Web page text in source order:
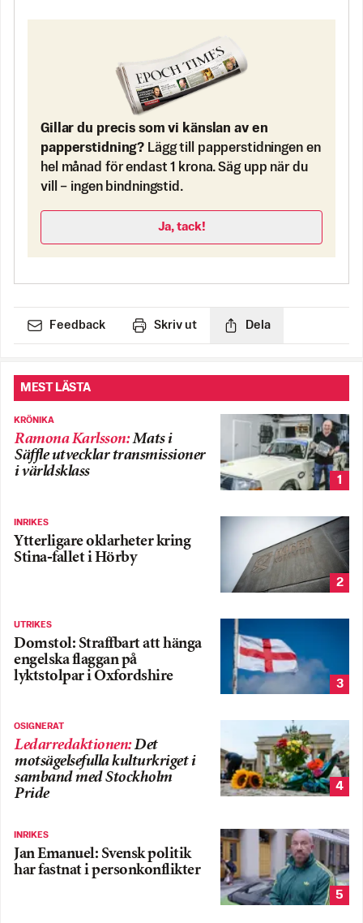
Gillar du precis som vi känslan av en
papperstidning? Lägg till papperstidningen en
hel månad för endast 1 krona. Säg upp när du
vill – ingen bindningstid.
Ja, tack!
Feedback Skriv ut Dela
MEST LÄSTA
KRÖNIKA
Ramona Karlsson:Mats i
Säffle utvecklar transmissioner
i världsklass
1
INRIKES
Ytterligare oklarheter kring
Stina-fallet i Hörby
2
UTRIKES
Domstol: Straffbart att hänga
engelska flaggan på
lyktstolpar i Oxfordshire
3
OSIGNERAT
Ledarredaktionen:Det
motsägelsefulla kulturkriget i
samband med Stockholm
Pride
4
INRIKES
Jan Emanuel: Svensk politik
har fastnat i personkonflikter
5